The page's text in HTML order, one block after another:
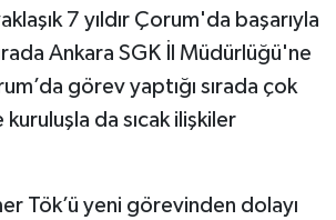
7 yıldır Çorum'da başarıyla
Ankara SGK İl Müdürlüğü'ne
görev yaptığı sırada çok
kuruluşla da sıcak ilişkiler
Tök’ü yeni görevinden dolayı